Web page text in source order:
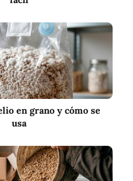
en grano y cómo se
usa